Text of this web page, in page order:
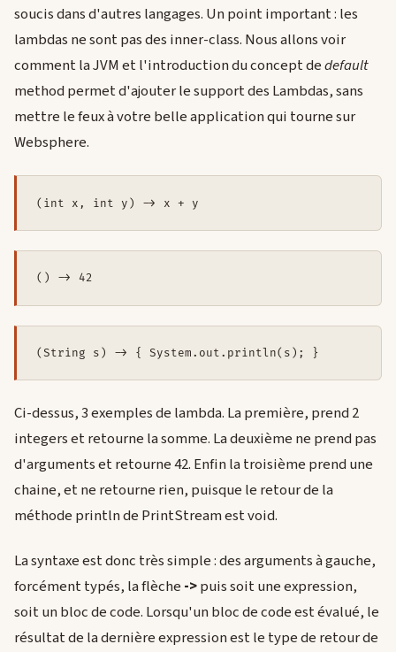
soucis dans d'autres langages. Un point important : les
lambdas ne sont pas des inner-class. Nous allons voir
comment la JVM et l'introduction du concept dedefault
method permet d'ajouter le support des Lambdas, sans
mettre le feux à votre belle application qui tourne sur
Websphere.
(int x, int y) -> x + y
() -> 42
(String s) -> { System.out.println(s); }
Ci-dessus, 3 exemples de lambda. La première, prend 2
integers et retourne la somme. La deuxième ne prend pas
d'arguments et retourne 42. Enfin la troisième prend une
chaine, et ne retourne rien, puisque le retour de la
méthode println de PrintStream est void.
La syntaxe est donc très simple : des arguments à gauche,
forcément typés, la flèche ->puis soit une expression,
soit un bloc de code. Lorsqu'un bloc de code est évalué, le
résultat de la dernière expression est le type de retour de